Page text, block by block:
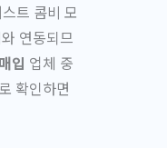
트 콤비 모
연동되므
입 업체 중
확인하면